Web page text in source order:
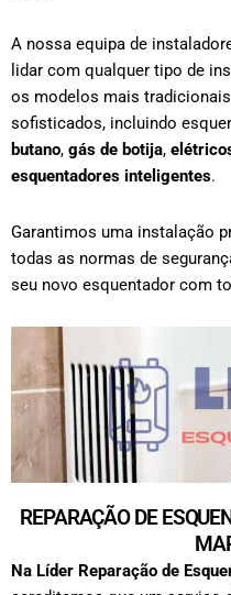
A nossa equipa de
lidar com qualquer tipo de
os modelos mais
sofisticados, incluindo
butano, gás de botija,
esquentadores inteligentes.
Garantimos uma instalação
todas as normas de
seu novo esquentador com
REPARAÇÃO DE
Na Líder Reparação de